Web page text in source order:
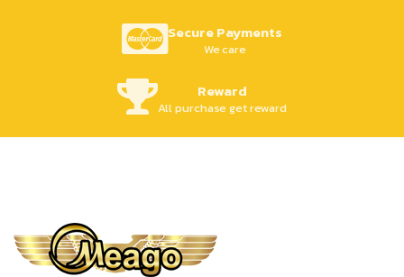
Secure Payments
We care
Reward
All purchase get reward